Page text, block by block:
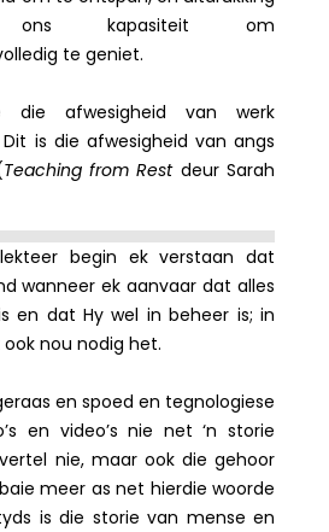
kapasiteit om
te geniet.
die afwesigheid van werk
is die afwesigheid van angs
Teaching from Restdeur Sarah
begin ek verstaan dat
wanneer ek aanvaar dat alles
en dat Hy wel in beheer is; in
nou nodig het.
en spoed en tegnologiese
en video’s nie net ‘n storie
nie, maar ook die gehoor
meer as net hierdie woorde
is die storie van mense en